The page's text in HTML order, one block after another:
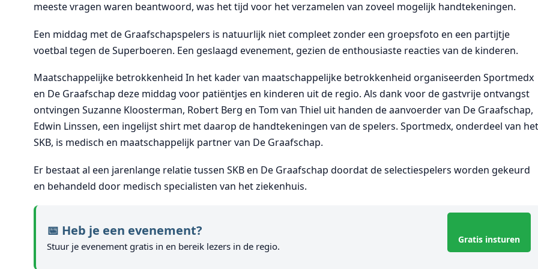
meeste vragen waren beantwoord, was het tijd voor het verzamelen van zoveel mogelijk handtekeningen.
Een middag met de Graafschapspelers is natuurlijk niet compleet zonder een groepsfoto en een partijtje
voetbal tegen de Superboeren. Een geslaagd evenement, gezien de enthousiaste reacties van de kinderen.
Maatschappelijke betrokkenheid In het kader van maatschappelijke betrokkenheid organiseerden Sportmedx
en De Graafschap deze middag voor patiëntjes en kinderen uit de regio. Als dank voor de gastvrije ontvangst
ontvingen Suzanne Kloosterman, Robert Berg en Tom van Thiel uit handen de aanvoerder van De Graafschap,
Edwin Linssen, een ingelijst shirt met daarop de handtekeningen van de spelers. Sportmedx, onderdeel van het
SKB, is medisch en maatschappelijk partner van De Graafschap.
Er bestaat al een jarenlange relatie tussen SKB en De Graafschap doordat de selectiespelers worden gekeurd
en behandeld door medisch specialisten van het ziekenhuis.
📅 Heb je een evenement?
Stuur je evenement gratis in en bereik lezers in de regio.
Gratis insturen